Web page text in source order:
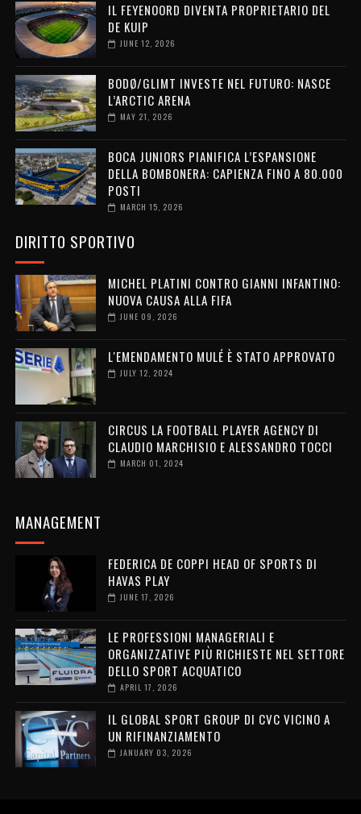
IL FEYENOORD DIVENTA PROPRIETARIO DEL
DE KUIP
JUNE 12, 2026
BODØ/GLIMT INVESTE NEL FUTURO: NASCE
L’ARCTIC ARENA
MAY 21, 2026
BOCA JUNIORS PIANIFICA L’ESPANSIONE
DELLA BOMBONERA: CAPIENZA FINO A 80.000
POSTI
MARCH 15, 2026
DIRITTO SPORTIVO
MICHEL PLATINI CONTRO GIANNI INFANTINO:
NUOVA CAUSA ALLA FIFA
JUNE 09, 2026
L'EMENDAMENTO MULÉ È STATO APPROVATO
JULY 12, 2024
CIRCUS LA FOOTBALL PLAYER AGENCY DI
CLAUDIO MARCHISIO E ALESSANDRO TOCCI
MARCH 01, 2024
MANAGEMENT
FEDERICA DE COPPI HEAD OF SPORTS DI
HAVAS PLAY
JUNE 17, 2026
LE PROFESSIONI MANAGERIALI E
ORGANIZZATIVE PIÙ RICHIESTE NEL SETTORE
DELLO SPORT ACQUATICO
APRIL 17, 2026
IL GLOBAL SPORT GROUP DI CVC VICINO A
UN RIFINANZIAMENTO
JANUARY 03, 2026